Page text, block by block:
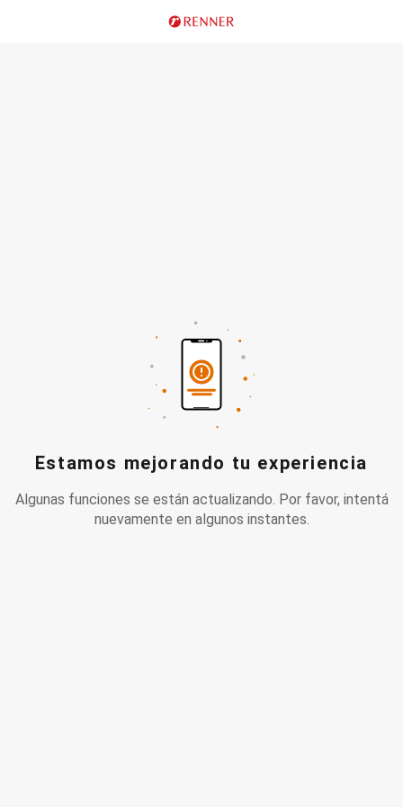
Estamos mejorando tu experiencia
Algunas funciones se están actualizando. Por favor, intentá
nuevamente en algunos instantes.